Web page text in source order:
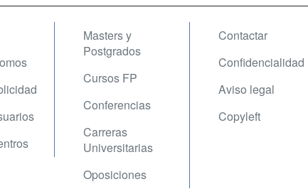
Masters y
Postgrados
Cursos FP
Conferencias
Carreras
Universitarias
Oposiciones
Contactar
Confidencialidad
Aviso legal
Copyleft